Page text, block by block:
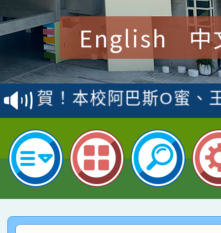
English 中
賀！本校參加桃園市中
賽 洪綺君教師榮獲社
名
賀！本校阿巴斯O蜜、
倩參加桃園市科展 國
名 指導老師王老師、
賀！本校四年二班張O
園市英語競賽國小朗讀
指導老師林老師
賀！本校參加桃園市中
賽 劉文瑛教師榮獲教
臺灣台語-第二名
賀！本校參與2026世
市賽榮獲科學小創客佳
賀！本校參加桃園市中